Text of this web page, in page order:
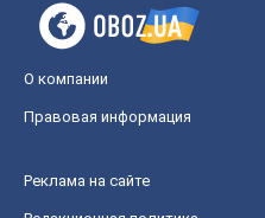
О компании
Правовая информация
Реклама на сайте